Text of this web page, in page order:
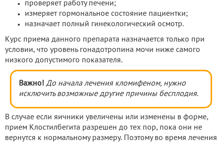
проверяет работу печени;
измеряет гормональное состояние пациентки;
назначает полный гинекологический осмотр.
Курс приема данного препарата назначается только при
условии, что уровень гонадотропина мочи ниже самого
низкого допустимого показателя.
Важно! До начала лечения кломифеном, нужно
исключить возможные другие причины бесплодия.
В случае если яичники увеличены или изменены в форме,
прием Клостилбегита разрешен до тех пор, пока они не
вернутся к нормальному размеру. Поэтому во время лечения